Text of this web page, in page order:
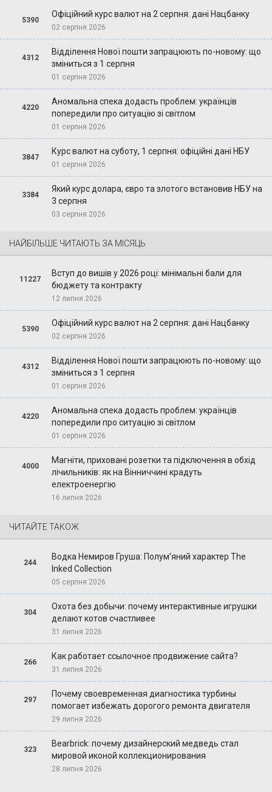
5390
Офіційний курс валют на 2 серпня: дані Нацбанку
02 серпня 2026
4312
Відділення Нової пошти запрацюють по-новому: що
зміниться з 1 серпня
01 серпня 2026
4220
Аномальна спека додасть проблем: українців
попередили про ситуацію зі світлом
01 серпня 2026
3847
Курс валют на суботу, 1 серпня: офіційні дані НБУ
01 серпня 2026
3384
Який курс долара, євро та злотого встановив НБУ на
3 серпня
03 серпня 2026
НАЙБІЛЬШЕ ЧИТАЮТЬ ЗА МІСЯЦЬ
11227
Вступ до вишів у 2026 році: мінімальні бали для
бюджету та контракту
12 липня 2026
5390
Офіційний курс валют на 2 серпня: дані Нацбанку
02 серпня 2026
4312
Відділення Нової пошти запрацюють по-новому: що
зміниться з 1 серпня
01 серпня 2026
4220
Аномальна спека додасть проблем: українців
попередили про ситуацію зі світлом
01 серпня 2026
4000
Магніти, приховані розетки та підключення в обхід
лічильників: як на Вінниччині крадуть
електроенергію
16 липня 2026
ЧИТАЙТЕ ТАКОЖ
244
Водка Немиров Груша: Полум'яний характер The
Inked Collection
05 серпня 2026
304
Охота без добычи: почему интерактивные игрушки
делают котов счастливее
31 липня 2026
266
Как работает ссылочное продвижение сайта?
31 липня 2026
297
Почему своевременная диагностика турбины
помогает избежать дорогого ремонта двигателя
29 липня 2026
323
Bearbrick: почему дизайнерский медведь стал
мировой иконой коллекционирования
28 липня 2026